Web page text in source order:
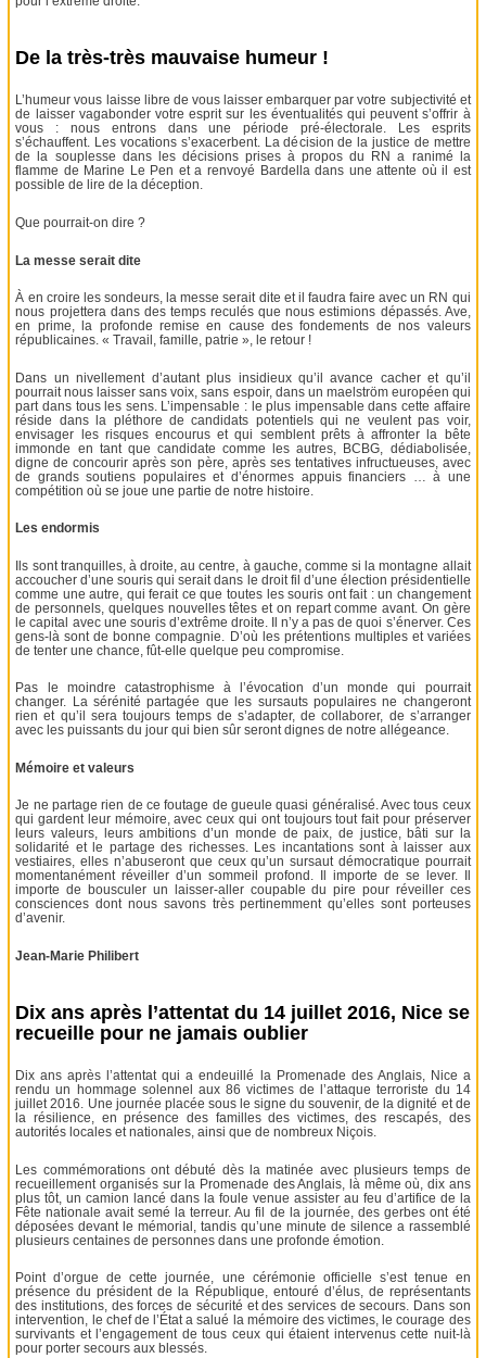
De la très-très mauvaise humeur !
L’humeur vous laisse libre de vous laisser embarquer par votre subjectivité et
de laisser vagabonder votre esprit sur les éventualités qui peuvent s’offrir à
vous : nous entrons dans une période pré-électorale. Les esprits
s’échauffent. Les vocations s’exacerbent. La décision de la justice de mettre
de la souplesse dans les décisions prises à propos du RN a ranimé la
flamme de Marine Le Pen et a renvoyé Bardella dans une attente où il est
possible de lire de la déception.
Que pourrait-on dire ?
La messe serait dite
À en croire les sondeurs, la messe serait dite et il faudra faire avec un RN qui
nous projettera dans des temps reculés que nous estimions dépassés. Ave,
en prime, la profonde remise en cause des fondements de nos valeurs
républicaines. « Travail, famille, patrie », le retour !
Dans un nivellement d’autant plus insidieux qu’il avance cacher et qu’il
pourrait nous laisser sans voix, sans espoir, dans un maelström européen qui
part dans tous les sens. L’impensable : le plus impensable dans cette affaire
réside dans la pléthore de candidats potentiels qui ne veulent pas voir,
envisager les risques encourus et qui semblent prêts à affronter la bête
immonde en tant que candidate comme les autres, BCBG, dédiabolisée,
digne de concourir après son père, après ses tentatives infructueuses, avec
de grands soutiens populaires et d’énormes appuis financiers … à une
compétition où se joue une partie de notre histoire.
Les endormis
Ils sont tranquilles, à droite, au centre, à gauche, comme si la montagne allait
accoucher d’une souris qui serait dans le droit fil d’une élection présidentielle
comme une autre, qui ferait ce que toutes les souris ont fait : un changement
de personnels, quelques nouvelles têtes et on repart comme avant. On gère
le capital avec une souris d’extrême droite. Il n’y a pas de quoi s’énerver. Ces
gens-là sont de bonne compagnie. D’où les prétentions multiples et variées
de tenter une chance, fût-elle quelque peu compromise.
Pas le moindre catastrophisme à l’évocation d’un monde qui pourrait
changer. La sérénité partagée que les sursauts populaires ne changeront
rien et qu’il sera toujours temps de s’adapter, de collaborer, de s’arranger
avec les puissants du jour qui bien sûr seront dignes de notre allégeance.
Mémoire et valeurs
Je ne partage rien de ce foutage de gueule quasi généralisé. Avec tous ceux
qui gardent leur mémoire, avec ceux qui ont toujours tout fait pour préserver
leurs valeurs, leurs ambitions d’un monde de paix, de justice, bâti sur la
solidarité et le partage des richesses. Les incantations sont à laisser aux
vestiaires, elles n’abuseront que ceux qu’un sursaut démocratique pourrait
momentanément réveiller d’un sommeil profond. Il importe de se lever. Il
importe de bousculer un laisser-aller coupable du pire pour réveiller ces
consciences dont nous savons très pertinemment qu’elles sont porteuses
d’avenir.
Jean-Marie Philibert
Dix ans après l’attentat du 14 juillet 2016, Nice se
recueille pour ne jamais oublier
Dix ans après l’attentat qui a endeuillé la Promenade des Anglais, Nice a
rendu un hommage solennel aux 86 victimes de l’attaque terroriste du 14
juillet 2016. Une journée placée sous le signe du souvenir, de la dignité et de
la résilience, en présence des familles des victimes, des rescapés, des
autorités locales et nationales, ainsi que de nombreux Niçois.
Les commémorations ont débuté dès la matinée avec plusieurs temps de
recueillement organisés sur la Promenade des Anglais, là même où, dix ans
plus tôt, un camion lancé dans la foule venue assister au feu d’artifice de la
Fête nationale avait semé la terreur. Au fil de la journée, des gerbes ont été
déposées devant le mémorial, tandis qu’une minute de silence a rassemblé
plusieurs centaines de personnes dans une profonde émotion.
Point d’orgue de cette journée, une cérémonie officielle s’est tenue en
présence du président de la République, entouré d’élus, de représentants
des institutions, des forces de sécurité et des services de secours. Dans son
intervention, le chef de l’État a salué la mémoire des victimes, le courage des
survivants et l’engagement de tous ceux qui étaient intervenus cette nuit-là
pour porter secours aux blessés.